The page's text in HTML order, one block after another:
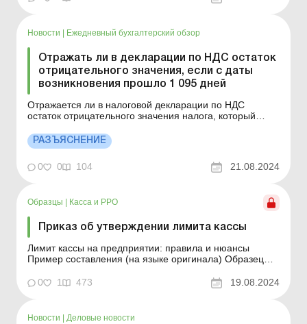
Новости | Ежедневный бухгалтерский обзор
Отражать ли в декларации по НДС остаток
отрицательного значения, если с даты
возникновения прошло 1 095 дней
Отражается ли в налоговой декларации по НДС
остаток отрицательного значения налога, который
следующего отчетного (налогового) периода, до
полного его погашения, если с даты возникновения
Налогового кодекса (далее...
РАЗЪЯСНЕНИЕ
0 0 104 21.08.2024
Образцы | Касса и РРО
Приказ об утверждении лимита кассы
Лимит кассы на предприятии: правила и нюансы
Пример составления (на языке оригинала) Образец
лимита кассы Порядок расчета лимита кассы ...
0 1 473 19.08.2024
Новости Деловые новости